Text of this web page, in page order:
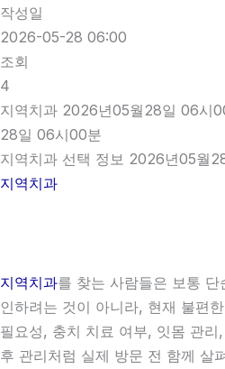
작성일
2026-05-28 06:00
조회
4
지역치과 2026년05월28일 06시
28일 06시00분
지역치과 선택 정보 2026년05월
지역치과
지역치과를 찾는 사람들은 보통
인하려는 것이 아니라, 현재 불편
필요성, 충치 치료 여부, 잇몸 관
후 관리처럼 실제 방문 전 함께 살